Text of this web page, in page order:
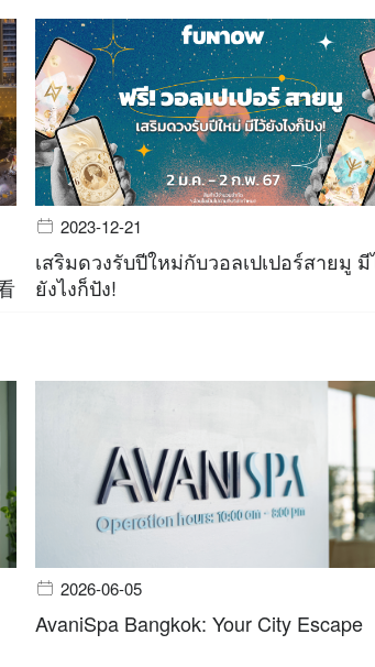
2023-12-21
เสริมดวงรับปีใหม่กับวอลเปเปอร์สายมู มี
ยังไงก็ปัง!
2026-06-05
AvaniSpa Bangkok: Your City Escape